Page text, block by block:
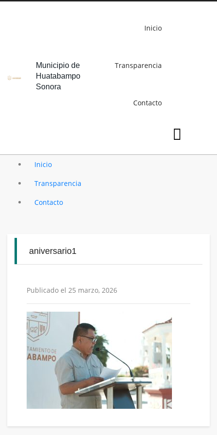
Municipio de
Huatabampo
Sonora
Inicio
Transparencia
Contacto
Inicio
Transparencia
Contacto
aniversario1
Publicado el 25 marzo, 2026